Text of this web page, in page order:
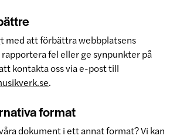
med att förbättra webbplatsens
fel eller ge synpunkter på
kontakta oss via e-post till
.
format
dokument i ett annat format? Vi kan